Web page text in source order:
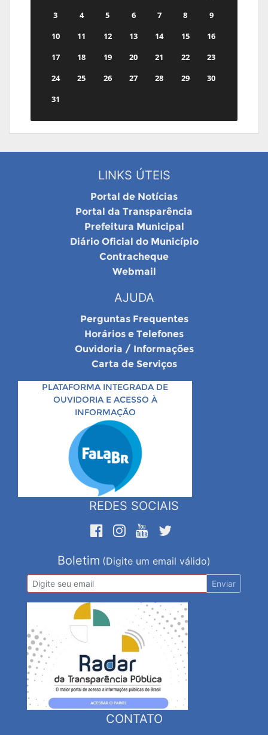
3
4 5 6 7 8
9
10
11 12 13 14 15
16
17
18 19 20 21 22
23
24
25 26 27 28 29
30
31
LINKS ÚTEIS
Portal de Notícias
Portal da Transparência
Prefeitura Municipal
Diário Oficial do Município
Contracheque
Webmail
AJUDA
Perguntas Frequentes
Horários e Telefones
Ouvidoria / Informações
Carta de Serviços
PLATAFORMA INTEGRADA DE
OUVIDORIA E ACESSO À
INFORMAÇÃO
REDES SOCIAIS
Boletim (Digite um email válido)
Enviar
CONTATO